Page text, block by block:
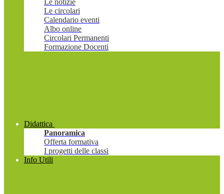
Le notizie
Le circolari
Calendario eventi
Albo online
Circolari Permanenti
Formazione Docenti
Didattica
Panoramica
Offerta formativa
I progetti delle classi
Info Utili